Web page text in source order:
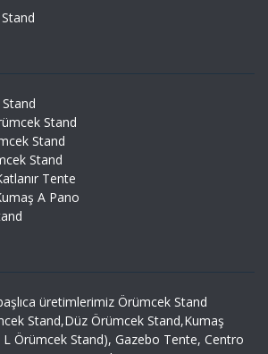
Stand
Stand
Stand
Tente
A Pano
üretimlerimiz Örümcek Stand
Stand,Düz Örümcek Stand,Kumaş
Örümcek Stand), Gazebo Tente, Centro